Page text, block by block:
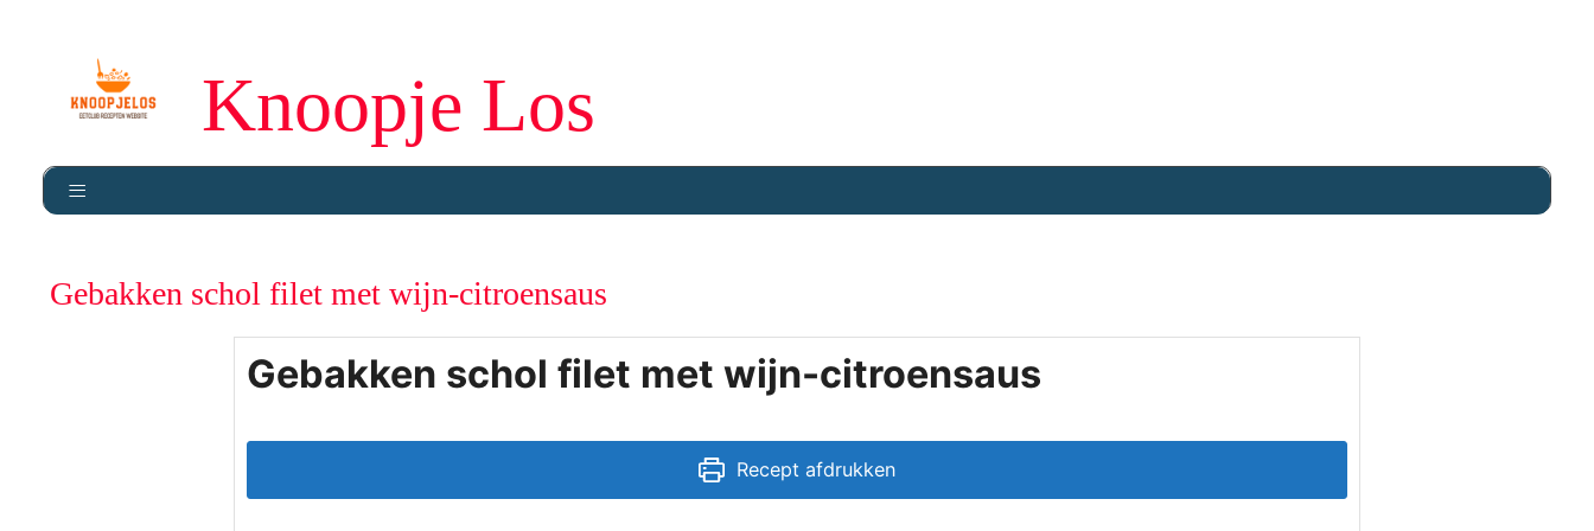
Knoopje Los
De recepten website voor onze eetclub
Gebakken schol filet met wijn-citroensaus
Gebakken schol filet met wijn-citroensaus
Recept afdrukken